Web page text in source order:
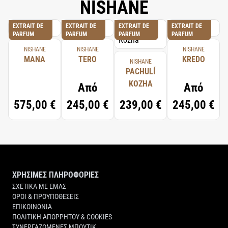
NISHANE
EXTRAIT DE
PARFUM
NISHANE
MANA
575,00 €
EXTRAIT DE
PARFUM
NISHANE
TERO
Από
245,00 €
EXTRAIT DE
PARFUM
NISHANE
PACHULÍ
KOZHA
239,00 €
EXTRAIT DE
PARFUM
NISHANE
KREDO
Από
245,00 €
ΧΡΗΣΙΜΕΣ ΠΛΗΡΟΦΟΡΙΕΣ
ΣΧΕΤΙΚΑ ΜΕ ΕΜΑΣ
ΟΡΟΙ & ΠΡΟΥΠΟΘΕΣΕΙΣ
ΕΠΙΚΟΙΝΩΝΙΑ
ΠΟΛΙΤΙΚΗ ΑΠΟΡΡΗΤΟΥ & COOKIES